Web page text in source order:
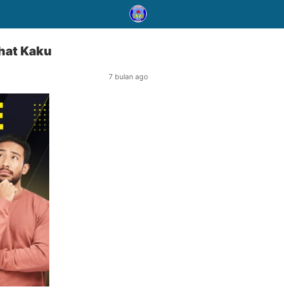
Kaku
7 bulan ago